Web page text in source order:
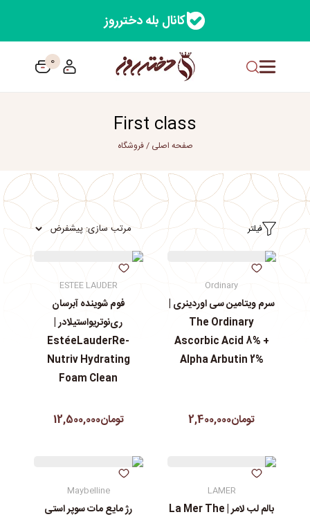
کانال بله دخترروز
0
First class
صفحه اصلی /فروشگاه
فیلتر
Ordinary
سرم ویتامین سی اوردینری |
The Ordinary
Ascorbic Acid 8% +
Alpha Arbutin 2%
تومان2,400,000
ESTEE LAUDER
فوم شوینده آبرسان
ری‌نوتریواستیلادر |
EstéeLauderRe-
Nutriv Hydrating
Foam Clean
تومان12,500,000
LAMER
بالم لب لامر | La Mer The
Maybelline
رژ مایع مات سوپر استی‌